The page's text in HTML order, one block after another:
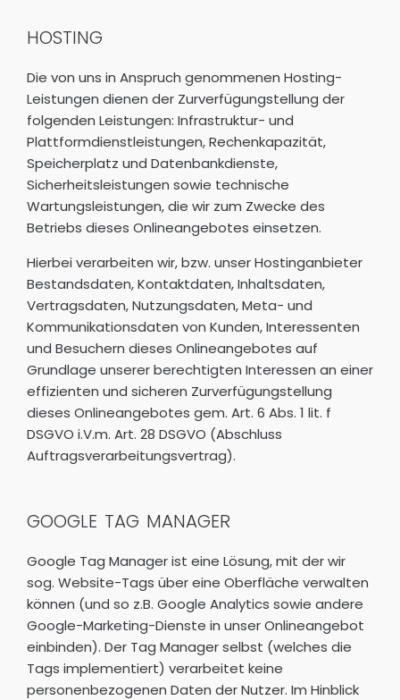
HOSTING
Die von uns in Anspruch genommenen Hosting-
Leistungen dienen der Zurverfügungstellung der
folgenden Leistungen: Infrastruktur- und
Plattformdienstleistungen, Rechenkapazität,
Speicherplatz und Datenbankdienste,
Sicherheitsleistungen sowie technische
Wartungsleistungen, die wir zum Zwecke des
Betriebs dieses Onlineangebotes einsetzen.
Hierbei verarbeiten wir, bzw. unser Hostinganbieter
Bestandsdaten, Kontaktdaten, Inhaltsdaten,
Vertragsdaten, Nutzungsdaten, Meta- und
Kommunikationsdaten von Kunden, Interessenten
und Besuchern dieses Onlineangebotes auf
Grundlage unserer berechtigten Interessen an einer
effizienten und sicheren Zurverfügungstellung
dieses Onlineangebotes gem. Art. 6 Abs. 1 lit. f
DSGVO i.V.m. Art. 28 DSGVO (Abschluss
Auftragsverarbeitungsvertrag).
GOOGLE TAG MANAGER
Google Tag Manager ist eine Lösung, mit der wir
sog. Website-Tags über eine Oberfläche verwalten
können (und so z.B. Google Analytics sowie andere
Google-Marketing-Dienste in unser Onlineangebot
einbinden). Der Tag Manager selbst (welches die
Tags implementiert) verarbeitet keine
personenbezogenen Daten der Nutzer. Im Hinblick